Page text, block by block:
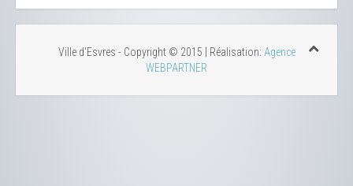
Ville d'Esvres - Copyright © 2015 | Réalisation: Agence
WEBPARTNER